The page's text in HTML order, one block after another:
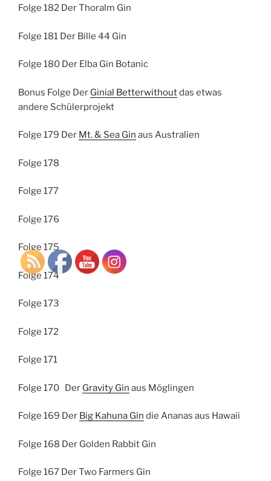
Folge 182 Der Thoralm Gin
Folge 181 Der Bille 44 Gin
Folge 180 Der Elba Gin Botanic
Bonus Folge Der Ginial Betterwithoutdas etwas
andere Schülerprojekt
Folge 179 Der Mt. & Sea Gin aus Australien
Folge 178
Folge 177
Folge 176
Folge 175
Folge 174
Folge 173
Folge 172
Folge 171
Folge 170 Der Gravity Gin aus Möglingen
Folge 169 Der Big Kahuna Gin die Ananas aus Hawaii
Folge 168 Der Golden Rabbit Gin
Folge 167 Der Two Farmers Gin